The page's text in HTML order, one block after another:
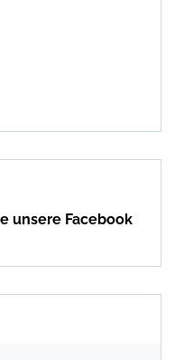
unsere Facebook